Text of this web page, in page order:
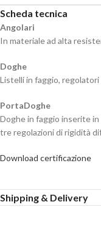
Scheda tecnica
Angolari
In materiale ad alta
Doghe
Listelli in faggio, regolatori
PortaDoghe
Doghe in faggio inserite
tre regolazioni di rigidità
Download certificazione
Shipping & Delivery